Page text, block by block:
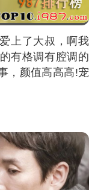
上了大叔，啊我
有格调有腔调的
，颜值高高高!宠